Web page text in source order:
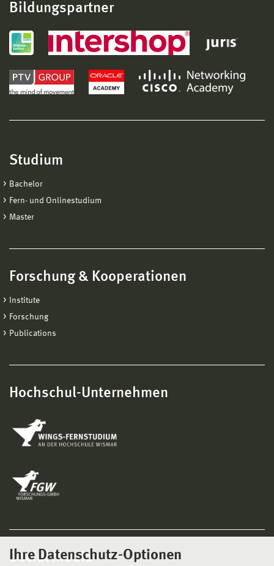
Ihre Datenschutz-Optionen
Bildungspartner
Studium
Bachelor
Fern- und Onlinestudium
Master
Forschung & Kooperationen
Institute
Forschung
Publications
Hochschul-Unternehmen
Social Media